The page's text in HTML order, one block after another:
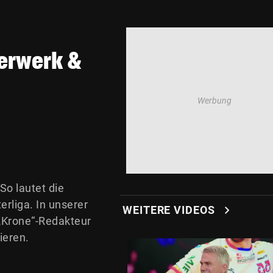
&
lautet die
In unserer
Redakteur
WEITERE VIDEOS chevron_right